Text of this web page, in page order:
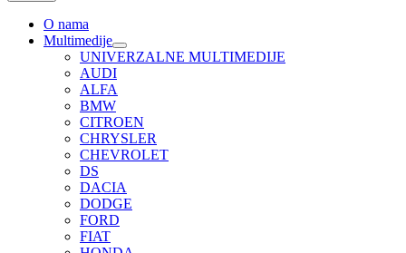
O nama
Multimedije
UNIVERZALNE MULTIMEDIJE
AUDI
ALFA
BMW
CITROEN
CHRYSLER
CHEVROLET
DS
DACIA
DODGE
FORD
FIAT